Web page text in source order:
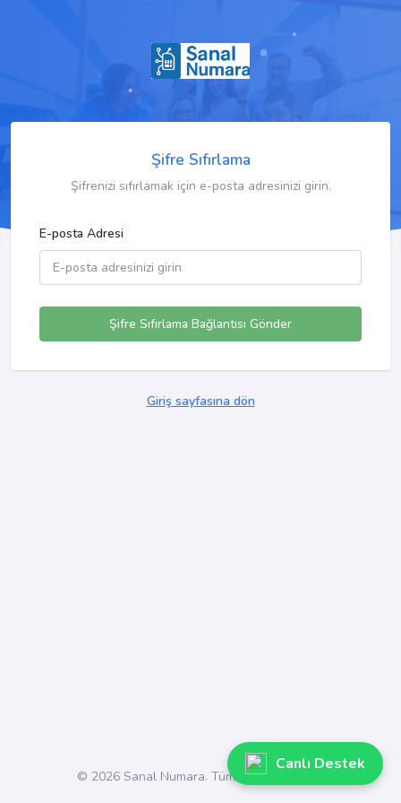
Şifre Sıfırlama
Şifrenizi sıfırlamak için e-posta adresinizi girin.
E-posta Adresi
Şifre Sıfırlama Bağlantısı Gönder
Giriş sayfasına dön
© 2026 Sanal Numara. Tüm hakları saklıdır.
Canlı Destek